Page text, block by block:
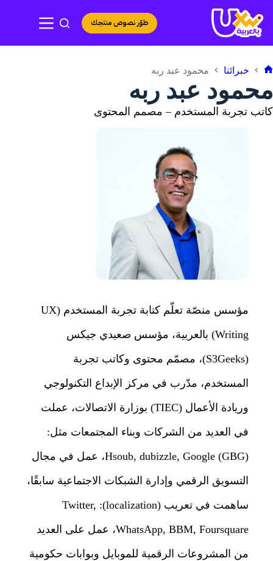
إلى
المحتوى
طوّر نصوص منتجك
خبرائنا محمود عبد ربه
محمود عبد ربه
كاتب تجربة المستخدم – مصمم المحتوى
مؤسس منصّة تعلّم كتابة تجربة المستخدم (UX
Writing) بالعربية، مؤسس صعيدي جيكس
(S3Geeks)، مصمّم محتوى وكاتب تجربة
المستخدم، مدّرب في مركز الإبداع التكنولوجي
وريادة الأعمال (TIEC) بوزارة الاتصالات، عملت
في العديد من الشركات وبناء المجتمعات مثل:
Hsoub, dubizzle, Google (GBG)، عمل في مجال
التسويق الرقمي وإدارة الشبكات الاجتماعية سابقًا،
ساهمت في تعريب (localization): Twitter,
WhatsApp, BBM, Foursquare، عمل على العديد
من المشروعات الرقمية للموبايل وبوابات حكومية